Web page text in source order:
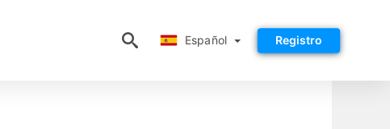
Español Registro